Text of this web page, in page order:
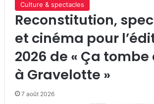
Culture & spectacles
Reconstitution,
et cinéma pour
2026 de « Ça
à Gravelotte »
7 août 2026